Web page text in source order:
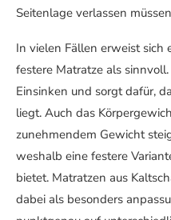
Seitenlage verlassen
In vielen Fällen erweist sich
festere Matratze als
Einsinken und sorgt dafür,
liegt. Auch das
zunehmendem Gewicht
weshalb eine festere
bietet. Matratzen aus
dabei als besonders